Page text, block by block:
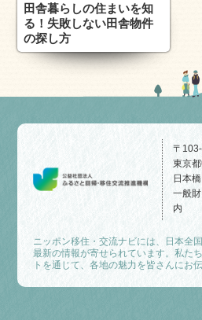
田舎暮らしの住まいを知
る！失敗しない田舎物件
の探し方
〒
東京
日本
一般
内
ニッポン移住・交流ナビには、日本全
最新の情報が寄せられています。私た
トを通じて、各地の魅力を皆さんにお伝